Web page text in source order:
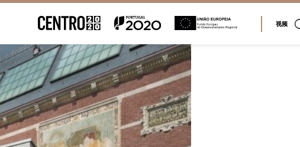
视频